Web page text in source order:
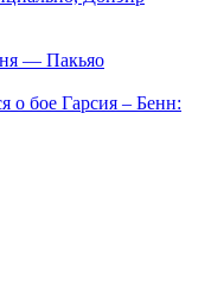
— Пакьяо
о бое Гарсия – Бенн: